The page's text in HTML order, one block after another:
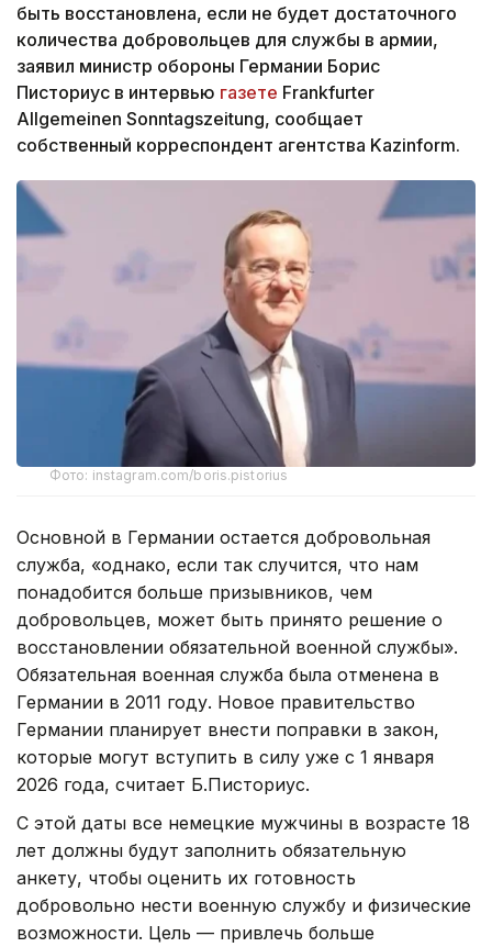
быть восстановлена, если не будет достаточного
количества добровольцев для службы в армии,
заявил министр обороны Германии Борис
Писториус в интервью газете Frankfurter
Allgemeinen Sonntagszeitung, сообщает
собственный корреспондент агентства Kazinform.
Фото: instagram.com/boris.pistorius
Основной в Германии остается добровольная
служба, «однако, если так случится, что нам
понадобится больше призывников, чем
добровольцев, может быть принято решение о
восстановлении обязательной военной службы».
Обязательная военная служба была отменена в
Германии в 2011 году. Новое правительство
Германии планирует внести поправки в закон,
которые могут вступить в силу уже с 1 января
2026 года, считает Б.Писториус.
С этой даты все немецкие мужчины в возрасте 18
лет должны будут заполнить обязательную
анкету, чтобы оценить их готовность
добровольно нести военную службу и физические
возможности. Цель — привлечь больше